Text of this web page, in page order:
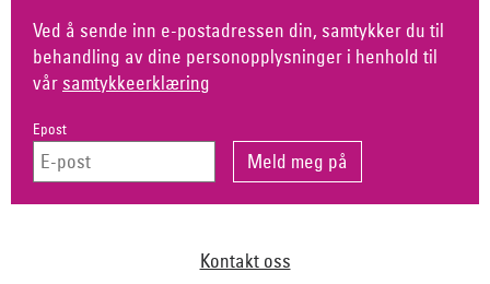
Ved å sende inn e-postadressen din, samtykker du til
behandling av dine personopplysninger i henhold til
vår samtykkeerklæring
Epost
Kontakt oss